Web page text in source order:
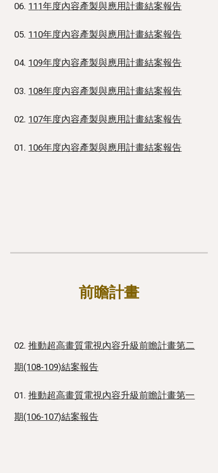
06. 111年度內容產製與應用計畫結案報告
05. 110年度內容產製與應用計畫結案報告
04. 109年度內容產製與應用計畫結案報告
03. 108年度內容產製與應用計畫結案報告
02. 107年度內容產製與應用計畫結案報告
01. 106年度內容產製與應用計畫結案報告
前瞻計畫
02.推動超高畫質電視內容升級前瞻計畫第二
期(108-109)結案報告
01.推動超高畫質電視內容升級前瞻計畫第一
期(106-107)結案報告